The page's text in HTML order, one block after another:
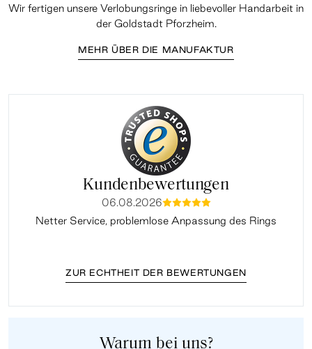
Wir fertigen unsere Verlobungsringe in liebevoller Handarbeit in
der Goldstadt Pforzheim.
MEHR ÜBER DIE MANUFAKTUR
Kundenbewertungen
06.08.2026mmmmm
Netter Service, problemlose Anpassung des Rings
ZUR ECHTHEIT DER BEWERTUNGEN
Warum bei uns?